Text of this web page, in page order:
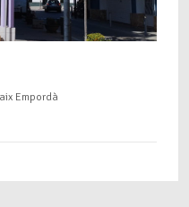
Empordà